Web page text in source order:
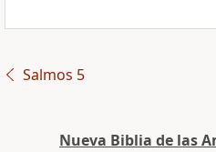
Salmos 5
Nueva Biblia de las